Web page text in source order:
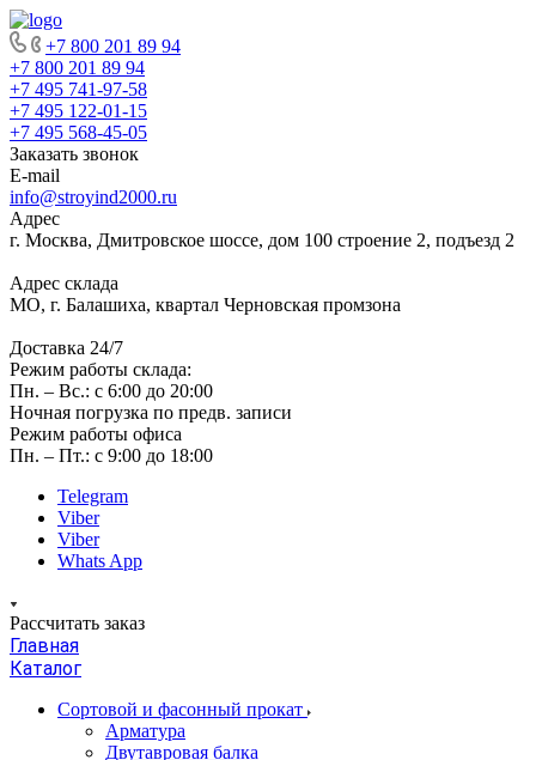
+7 800 201 89 94
+7 800 201 89 94
+7 495 741-97-58
+7 495 122-01-15
+7 495 568-45-05
Заказать звонок
E-mail
info@stroyind2000.ru
Адрес
г. Москва, Дмитровское шоссе, дом 100 строение 2, подъезд 2
Адрес склада
МО, г. Балашиха, квартал Черновская промзона
Доставка 24/7
Режим работы склада:
Пн. – Вс.: с 6:00 до 20:00
Ночная погрузка по предв. записи
Режим работы офиса
Пн. – Пт.: с 9:00 до 18:00
Telegram
Viber
Viber
Whats App
Рассчитать заказ
Главная
Каталог
Сортовой и фасонный прокат
Арматура
Двутавровая балка